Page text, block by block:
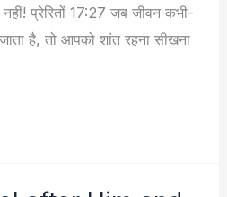
प्रेरितों 17:27 जब जीवन कभी-
है, तो आपको शांत रहना सीखना